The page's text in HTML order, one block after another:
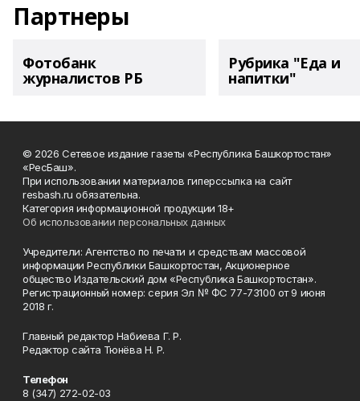
Партнеры
Фотобанк
журналистов РБ
Рубрика "Еда и
напитки"
© 2026 Сетевое издание газеты «Республика Башкортостан»
«РесБаш».
При использовании материалов гиперссылка на сайт
resbash.ru обязательна.
Категория информационной продукции 18+
Об использовании персональных данных
Учредители: Агентство по печати и средствам массовой
информации Республики Башкортостан, Акционерное
общество Издательский дом «Республика Башкортостан».
Регистрационный номер: серия Эл № ФС 77-73100 от 9 июня
2018 г.
Главный редактор Набиева Г. Р.
Редактор сайта Тюнёва Н. Р.
Телефон
8 (347) 272-02-03